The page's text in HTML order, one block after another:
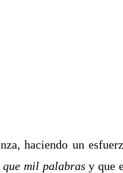
haciendo un
que mil palabras y que